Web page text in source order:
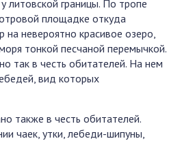
литовской границы. По тропе
площадке откуда
на невероятно красивое озеро,
тонкой песчаной перемычкой.
так в честь обитателей. На нем
вид которых
также в честь обитателей.
чаек, утки, лебеди-шипуны,